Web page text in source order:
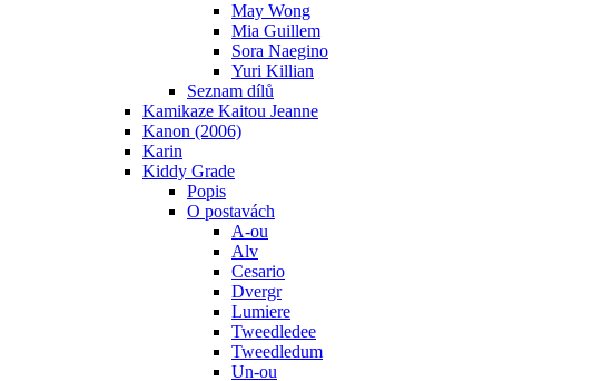
May Wong
Mia Guillem
Sora Naegino
Yuri Killian
Seznam dílů
Kamikaze Kaitou Jeanne
Kanon (2006)
Karin
Kiddy Grade
Popis
O postavách
A-ou
Alv
Cesario
Dvergr
Lumiere
Tweedledee
Tweedledum
Un-ou